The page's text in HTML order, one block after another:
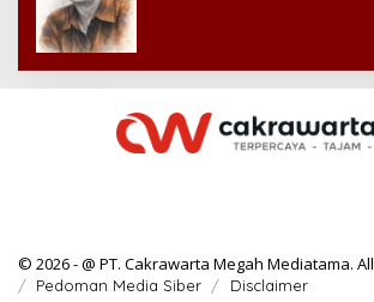
© 2026 - @ PT. Cakrawarta Megah Mediatama.
Pedoman Media Siber Disclaimer